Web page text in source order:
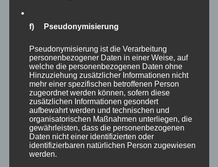
Heute ist es soweit – unser erster
Stammtisch!
vonSSV Social Media Team Veranstaltungen
5. März 2026 Kommentare sind deaktiviert
Heute Abend findet zum ersten Mal unser neuer
Stammtisch statt. Eine schöne Gelegenheit,
f) Pseudonymisierung
Pseudonymisierung ist die Verarbeitung
personenbezogener Daten in einer Weise, auf
welche die personenbezogenen Daten ohne
Hinzuziehung zusätzlicher Informationen nicht
mehr einer spezifischen betroffenen Person
zugeordnet werden können, sofern diese
zusätzlichen Informationen gesondert
aufbewahrt werden und technischen und
organisatorischen Maßnahmen unterliegen, die
gewährleisten, dass die personenbezogenen
Daten nicht einer identifizierten oder
identifizierbaren natürlichen Person zugewiesen
werden.